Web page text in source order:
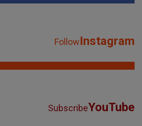
FollowInstagram
SubscribeYouTube